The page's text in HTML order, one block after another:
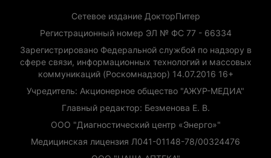
Сетевое издание ДокторПитер
Регистрационный номер ЭЛ № ФС 77 - 66334
Зарегистрировано Федеральной службой по надзору в
сфере связи, информационных технологий и массовых
коммуникаций (Роскомнадзор) 14.07.2016 16+
Учредитель: Акционерное общество "АЖУР-МЕДИА"
Главный редактор: Безменова Е. В.
ООО "Диагностический центр «Энерго»"
Медицинская лицензия Л041-01148-78/00324476